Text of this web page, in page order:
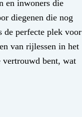
en inwoners die
diegenen die nog
de perfecte plek voor
van rijlessen in het
vertrouwd bent, wat